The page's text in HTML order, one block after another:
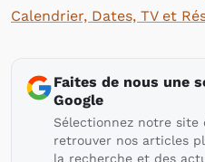
Calendrier, Dates, TV et
Faites de nous une
Google
Sélectionnez notre site
retrouver nos articles
la recherche et des